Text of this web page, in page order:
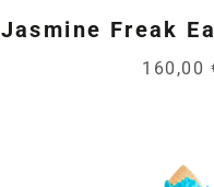
Jasmine Freak
160,00